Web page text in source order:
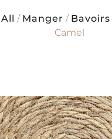
All / Manger / Bavoirs
Camel